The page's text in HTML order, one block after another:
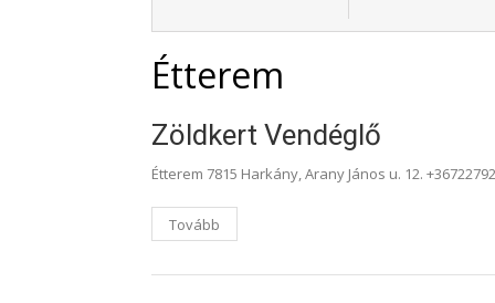
Étterem
Zöldkert Vendéglő
Étterem 7815 Harkány, Arany János u. 12.
Tovább